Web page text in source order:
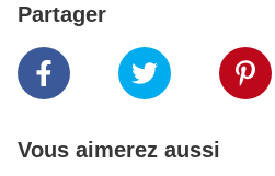
Partager
Vous aimerez aussi